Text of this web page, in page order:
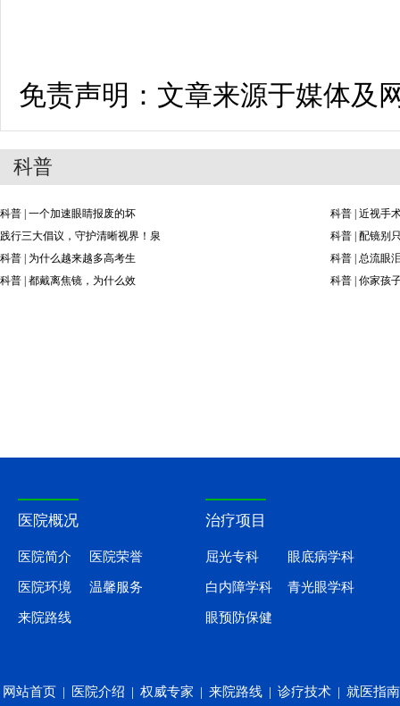
免责声明：文章来源于媒体及
科普
科普 | 一个加速眼睛报废的坏
科普 | 近视手
践行三大倡议，守护清晰视界！泉
科普 | 配镜别
科普 | 为什么越来越多高考生
科普 | 总流眼
科普 | 都戴离焦镜，为什么效
科普 | 你家孩
医院概况
医院简介 医院荣誉
医院环境 温馨服务
来院路线
治疗项目
屈光专科 眼底病学科
白内障学科 青光眼学科
眼预防保健
网站首页 | 医院介绍 | 权威专家 | 来院路线 | 诊疗技术 | 就医指南